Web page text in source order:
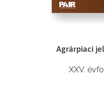
Agrárpiaci
XXV.